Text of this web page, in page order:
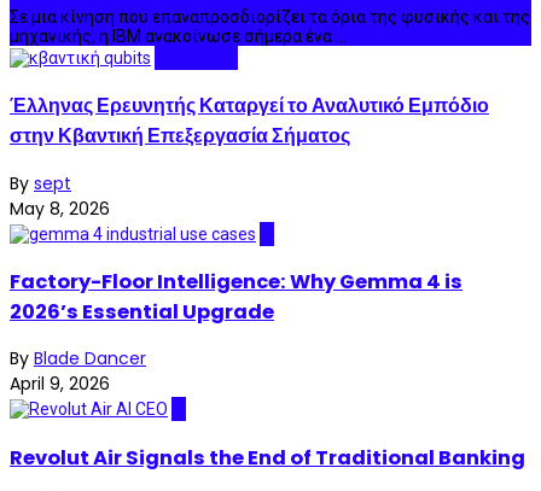
Σε μια κίνηση που επαναπροσδιορίζει τα όρια της φυσικής και της
μηχανικής, η IBM ανακοίνωσε σήμερα ένα ...
Έλληνας Ερευνητής Καταργεί το Αναλυτικό Εμπόδιο
στην Κβαντική Επεξεργασία Σήματος
By sept
May 8, 2026
Factory-Floor Intelligence: Why Gemma 4 is
2026’s Essential Upgrade
By Blade Dancer
April 9, 2026
Revolut Air Signals the End of Traditional Banking